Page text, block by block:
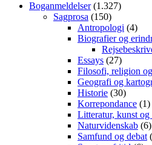
Boganmeldelser(1.327)
Sagprosa (150)
Antropologi (4)
Biografier og
Essays (27)
Filosofi, religion
Geografi og
Historie (30)
Korrepondance (1)
Litteratur, kunst
Naturvidenskab (6)
Samfund og debat